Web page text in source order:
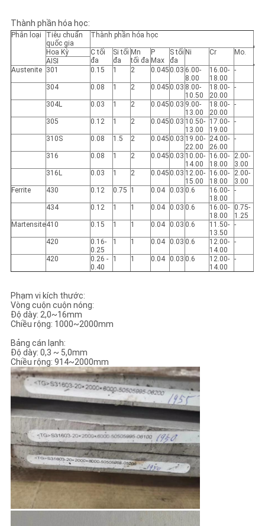
Thành phần hóa học:
Phân loại
Tiêu chuẩn
quốc gia
Thành phần hóa học
Hoa Kỳ
C tối
đa
Si tối
đa
Mn
tối đa
P
Max
S tối
đa
Ni Cr
Mo.
AISI
Austenite 301 0.15 1 2 0.045 0.03 6.00-
8.00
16.00-
18.00
-
304 0.08 1 2 0.045 0.03 8.00-
10.50
18.00-
20.00
-
304L 0.03 1 2 0.045 0.03 9.00-
13.00
18.00-
20.00
-
305 0.12 1 2 0.045 0.03 10.50-
13.00
17.00-
19.00
-
310S 0.08 1.5 2 0.045 0.03 19.00-
22.00
24.00-
26.00
-
316 0.08 1 2 0.045 0.03 10.00-
14.00
16.00-
18.00
2.00-
3.00
316L
0.03 1 2 0.045 0.03 12.00-
15.00
16.00-
18.00
2.00-
3.00
Ferrite
430 0.12 0.75 1 0.04 0.03 0.6
16.00-
18.00
-
434 0.12 1 1 0.04 0.03 0.6
16.00-
18.00
0.75-
1.25
Martensite410 0.15 1 1 0.04 0.03 0.6
11.50-
13.50
-
420
0.16-
0.25
1 1 0.04 0.03 0.6
12.00-
14.00
-
420
0.26 -
0.40
1 1 0.04 0.03 0.6
12.00-
14.00
-
Phạm vi kích thước:
Vòng cuộn cuộn nóng:
Độ dày: 2,0~16mm
Chiều rộng: 1000~2000mm
Bảng cán lạnh:
Độ dày: 0,3 ~ 5,0mm
Chiều rộng: 914~2000mm